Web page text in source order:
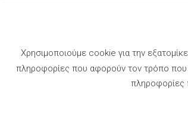
Χρησιμοποιούμε cookie για την
πληροφορίες που αφορούν τον τρόπο που
πληροφορίες